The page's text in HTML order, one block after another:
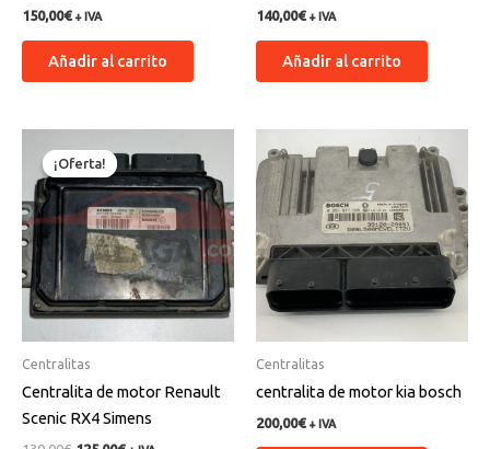
150,00€ + IVA
Añadir al carrito
140,00€ + IVA
Añadir al carrito
¡Oferta!
¡Oferta!
Centralitas
Centralita de motor Renault
Scenic RX4 Simens
precio
original
era:
130,00€.
precio
actual
es:
125,00€.
Centralitas
centralita de motor kia bosch
200,00€ + IVA